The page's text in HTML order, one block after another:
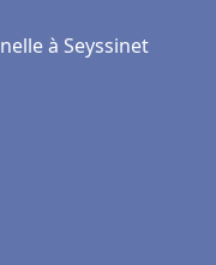
à Seyssinet